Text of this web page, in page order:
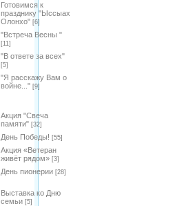
Готовимся к
празднику "Ыссыах
Олонхо" [6]
"Встреча Весны "
[11]
"В ответе за всех"
[5]
"Я расскажу Вам о
войне..." [9]
Акция "Свеча
памяти" [32]
День Победы! [55]
Акция «Ветеран
живёт рядом» [3]
День пионерии [28]
Выставка ко Дню
семьи [5]